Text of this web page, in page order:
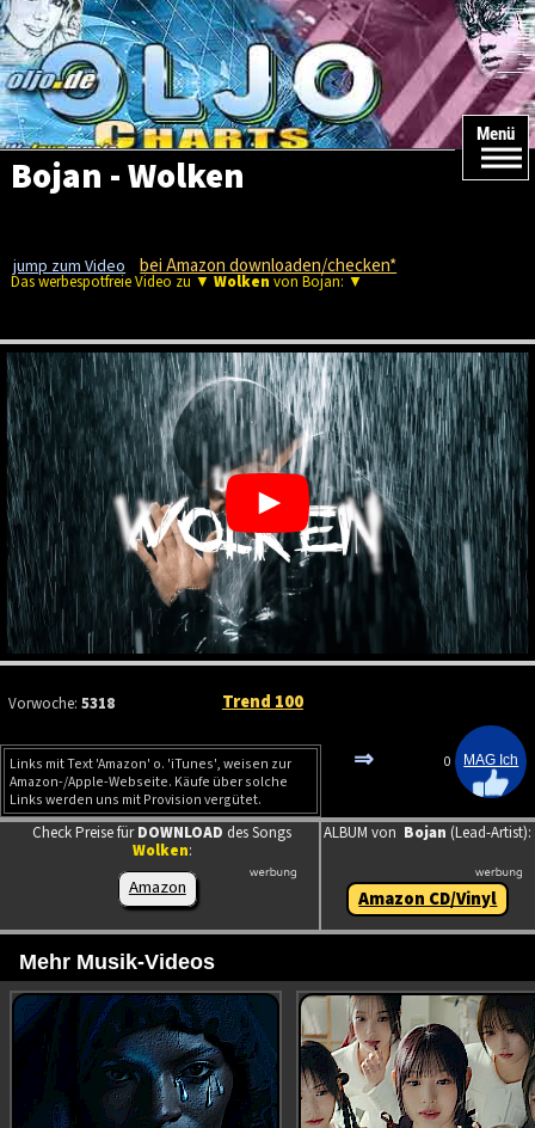
Menü
Bojan - Wolken
jump zum Video bei Amazon downloaden/checken*
Das werbespotfreie Video zu ▼ Wolken von Bojan: ▼
Vorwoche: 5318 Trend 100
Links mit Text 'Amazon' o. 'iTunes', weisen zur
Amazon-/Apple-Webseite. Käufe über solche
Links werden uns mit Provision vergütet.
⇒ 0
Check Preise fürDOWNLOAD des Songs
Wolken:
Amazon
ALBUM von Bojan (Lead-Artist):
Amazon CD/Vinyl
Mehr Musik-Videos